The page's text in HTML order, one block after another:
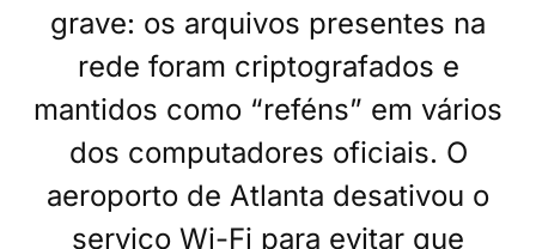
grave: os arquivos presentes na
rede foram criptografados e
mantidos como “reféns” em vários
dos computadores oficiais. O
aeroporto de Atlanta desativou o
serviço Wi-Fi para evitar que